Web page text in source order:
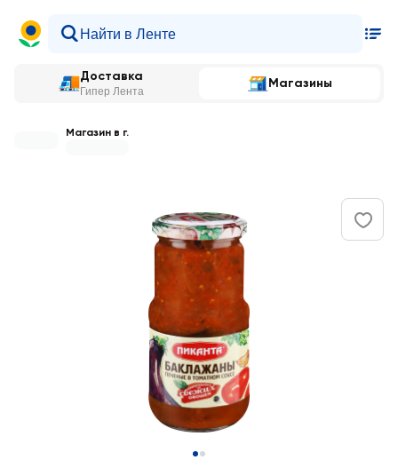
Доставка
Гипер Лента
Магазины
Магазин в г.